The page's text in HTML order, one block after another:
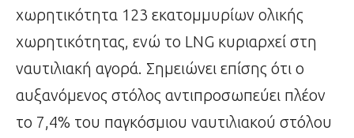
χωρητικότητα 123 εκατομμυρίων ολικής
χωρητικότητας, ενώ το LNG κυριαρχεί στη
ναυτιλιακή αγορά. Σημειώνει επίσης ότι ο
αυξανόμενος στόλος αντιπροσωπεύει πλέον
το 7,4% του παγκόσμιου ναυτιλιακού στόλου